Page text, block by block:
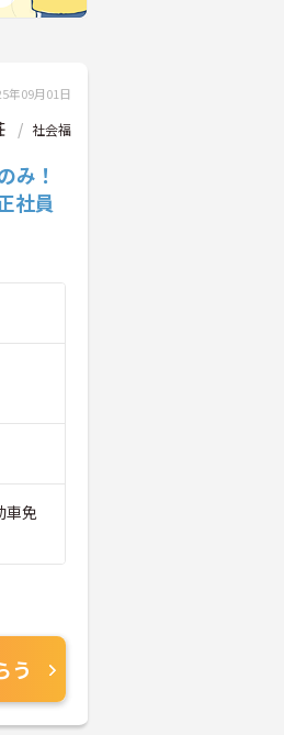
年09月01日
社会福
み！
社員
車免
う